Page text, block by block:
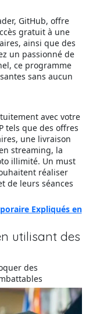
GitHub, offre
gratuit à une
ainsi que des
un passionné de
ce programme
sans aucun
avec votre
tels que des offres
une livraison
streaming, la
illimité. Un must
réaliser
de leurs séances
Expliqués en
utilisant des
des